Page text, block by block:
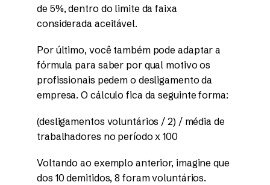
de 5%, dentro do limite da faixa
considerada aceitável.
Por último, você também pode adaptar a
fórmula para saber por qual motivo os
profissionais pedem o desligamento da
empresa. O cálculo fica da seguinte forma:
(desligamentos voluntários / 2) / média de
trabalhadores no período x 100
Voltando ao exemplo anterior, imagine que
dos 10 demitidos, 8 foram voluntários.